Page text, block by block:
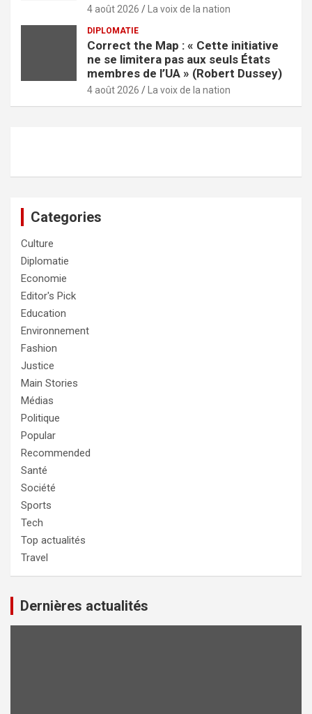
4 août 2026 La voix de la nation
DIPLOMATIE
Correct the Map : « Cette initiative
ne se limitera pas aux seuls États
membres de l’UA » (Robert Dussey)
4 août 2026 La voix de la nation
Categories
Culture
Diplomatie
Economie
Editor's Pick
Education
Environnement
Fashion
Justice
Main Stories
Médias
Politique
Popular
Recommended
Santé
Société
Sports
Tech
Top actualités
Travel
Dernières actualités